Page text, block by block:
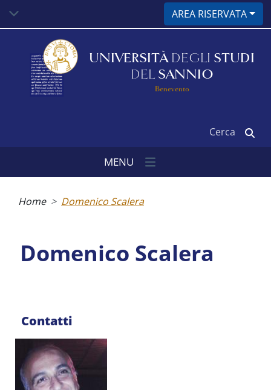
contenuto
AREA RISERVATA
UNIVERSITÀ DEGLI STUDI
DEL SANNIO
Benevento
MENU
Home Domenico Scalera
Domenico Scalera
Contatti